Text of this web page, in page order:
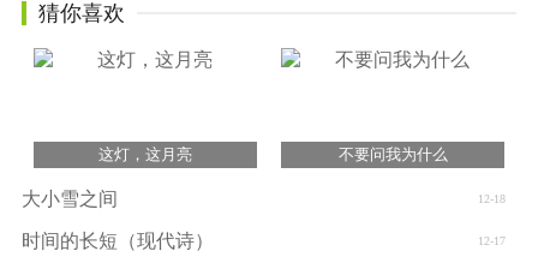
猜你喜欢
这灯，这月亮 不要问我为什么
12-18
大小雪之间
12-17
时间的长短（现代诗）